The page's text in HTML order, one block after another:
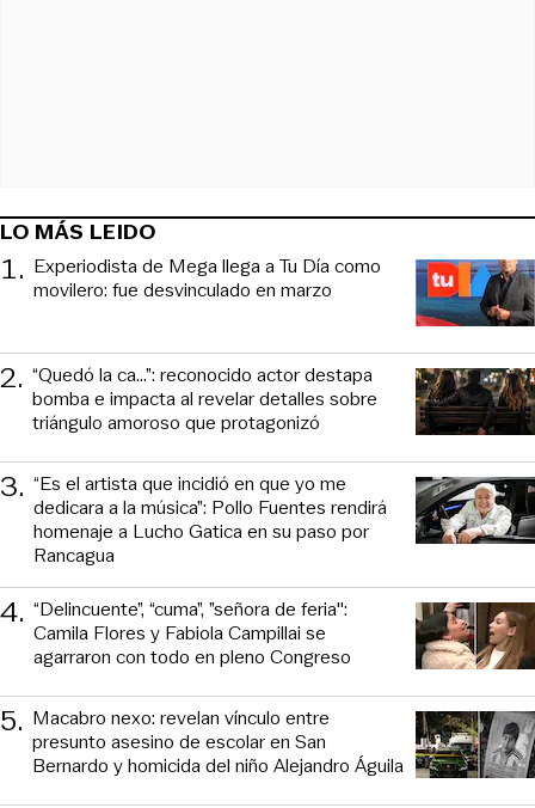
LO MÁS LEIDO
1. Experiodista de Mega llega a Tu Día como
movilero: fue desvinculado en marzo
2. “Quedó la ca...”: reconocido actor destapa
bomba e impacta al revelar detalles sobre
triángulo amoroso que protagonizó
3. “Es el artista que incidió en que yo me
dedicara a la música”: Pollo Fuentes rendirá
homenaje a Lucho Gatica en su paso por
Rancagua
4. “Delincuente”, “cuma”, ”señora de feria":
Camila Flores y Fabiola Campillai se
agarraron con todo en pleno Congreso
5. Macabro nexo: revelan vínculo entre
presunto asesino de escolar en San
Bernardo y homicida del niño Alejandro Águila